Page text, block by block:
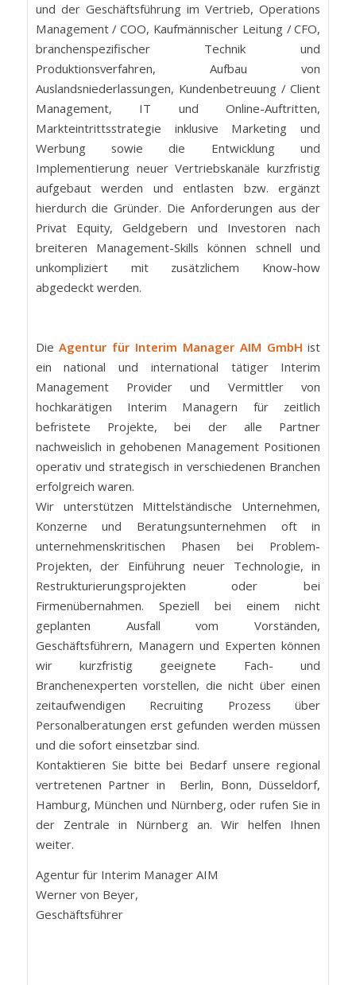
und der Geschäftsführung im Vertrieb, Operations
Management / COO, Kaufmännischer Leitung / CFO,
branchenspezifischer Technik und
Produktionsverfahren, Aufbau von
Auslandsniederlassungen, Kundenbetreuung / Client
Management, IT und Online-Auftritten,
Markteintrittsstrategie inklusive Marketing und
Werbung sowie die Entwicklung und
Implementierung neuer Vertriebskanäle kurzfristig
aufgebaut werden und entlasten bzw. ergänzt
hierdurch die Gründer. Die Anforderungen aus der
Privat Equity, Geldgebern und Investoren nach
breiteren Management-Skills können schnell und
unkompliziert mit zusätzlichem Know-how
abgedeckt werden.
DieAgentur für Interim Manager AIM GmbH ist
ein national und international tätiger Interim
Management Provider und Vermittler von
hochkarätigen Interim Managern für zeitlich
befristete Projekte, bei der alle Partner
nachweislich in gehobenen Management Positionen
operativ und strategisch in verschiedenen Branchen
erfolgreich waren.
Wir unterstützen Mittelständische Unternehmen,
Konzerne und Beratungsunternehmen oft in
unternehmenskritischen Phasen bei Problem-
Projekten, der Einführung neuer Technologie, in
Restrukturierungsprojekten oder bei
Firmenübernahmen. Speziell bei einem nicht
geplanten Ausfall vom Vorständen,
Geschäftsführern, Managern und Experten können
wir kurzfristig geeignete Fach- und
Branchenexperten vorstellen, die nicht über einen
zeitaufwendigen Recruiting Prozess über
Personalberatungen erst gefunden werden müssen
und die sofort einsetzbar sind.
Kontaktieren Sie bitte bei Bedarf unsere regional
vertretenen Partner in Berlin, Bonn, Düsseldorf,
Hamburg, München und Nürnberg, oder rufen Sie in
der Zentrale in Nürnberg an. Wir helfen Ihnen
weiter.
Agentur für Interim Manager AIM
Werner von Beyer,
Geschäftsführer